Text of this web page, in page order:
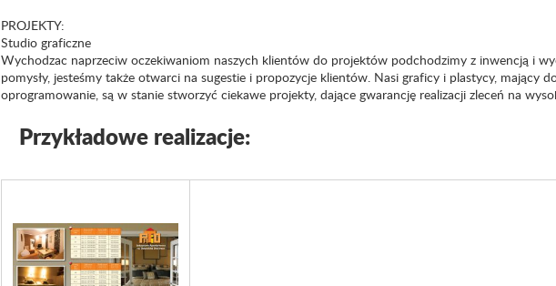
PROJEKTY:
Studio graficzne
Wychodzac naprzeciw oczekiwaniom naszych klientów do projektów podchodzimy z inwencją i
pomysły, jesteśmy także otwarci na sugestie i propozycje klientów. Nasi graficy i plastycy, mający
oprogramowanie, są w stanie stworzyć ciekawe projekty, dające gwarancję realizacji zleceń na
Przykładowe realizacje: